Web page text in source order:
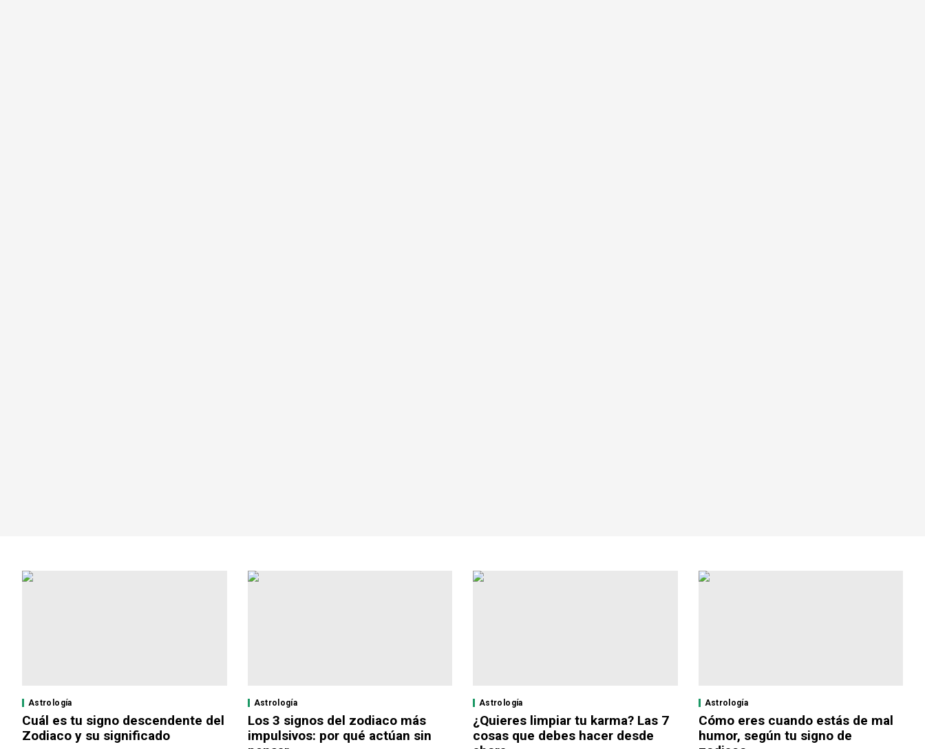
Astrología
Cuál es tu signo descendente del
Zodiaco y su significado
Astrología
Los 3 signos del zodiaco más
impulsivos: por qué actúan sin
Astrología
¿Quieres limpiar tu karma? Las 7
cosas que debes hacer desde
Astrología
Cómo eres cuando estás de mal
humor, según tu signo de